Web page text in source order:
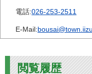
電話:026-253-2511
E-Mail:
閲覧履歴